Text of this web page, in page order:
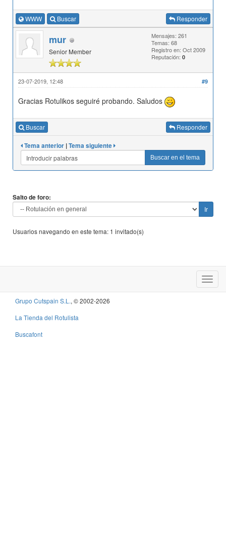
WWW Buscar Responder
mur
Senior Member
Mensajes: 261
Temas: 68
Registro en: Oct 2009
Reputación: 0
#9
23-07-2019, 12:48
Gracias Rotulikos seguiré probando. Saludos
Buscar Responder
Tema anterior |Tema siguiente
Buscar en el tema
Salto de foro:
Usuarios navegando en este tema: 1 invitado(s)
Grupo Cutspain S.L., © 2002-2026
La Tienda del Rotulista
Buscafont